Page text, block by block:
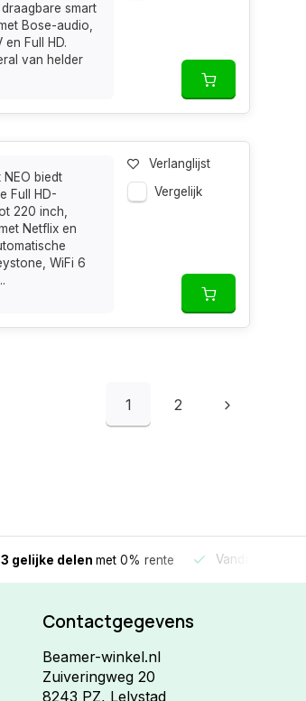
smart
Bose-audio,
en Full HD.
van helder
NEO biedt
Full HD-
220 inch,
Netflix en
WiFi 6
Verlanglijst
Vergelijk
1 2
3 gelijke delen met 0% rente Vandaag
Contactgegevens
Beamer-winkel.nl
Zuiveringweg 20
8243 PZ, Lelystad